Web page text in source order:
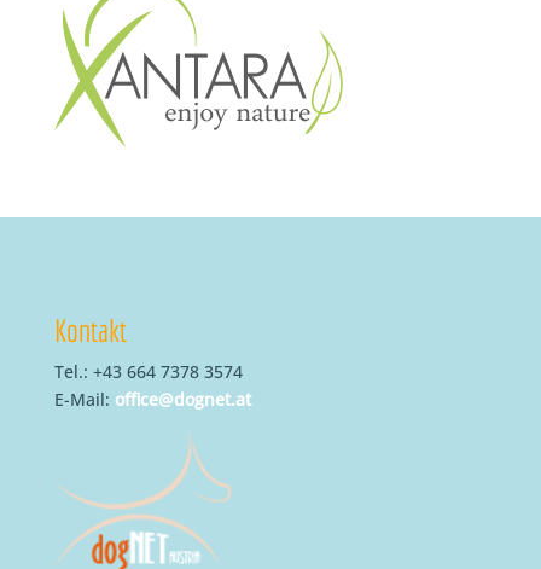
Kontakt
Tel.: +43 664 7378 3574
E-Mail: office@dognet.at